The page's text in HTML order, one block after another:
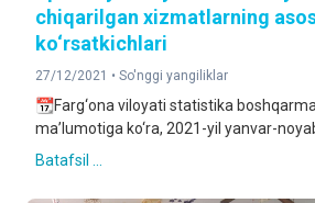
chiqarilgan xizmatlarning
ko‘rsatkichlari
27/12/2021 • So'nggi yangiliklar
📆Farg‘ona viloyati statistika
ma’lumotiga ko‘ra, 2021-yil yanvar-
Batafsil ...